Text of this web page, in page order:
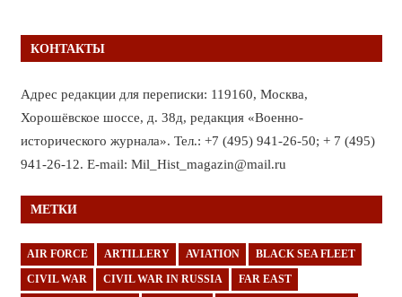
КОНТАКТЫ
Адрес редакции для переписки: 119160, Москва,
Хорошёвское шоссе, д. 38д, редакция «Военно-
исторического журнала». Тел.: +7 (495) 941-26-50; + 7 (495)
941-26-12. E-mail: Mil_Hist_magazin@mail.ru
МЕТКИ
AIR FORCE ARTILLERY AVIATION BLACK SEA FLEET
CIVIL WAR CIVIL WAR IN RUSSIA FAR EAST